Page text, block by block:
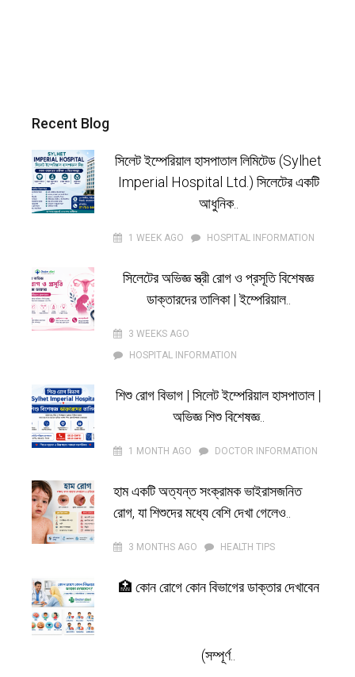
Recent Blog
সিলেট ইম্পেরিয়াল হাসপাতাল লিমিটেড (Sylhet
Imperial Hospital Ltd.) সিলেটের একটি
আধুনিক..
1 WEEK AGO HOSPITAL INFORMATION
সিলেটের অভিজ্ঞ স্ত্রী রোগ ও প্রসূতি বিশেষজ্ঞ
ডাক্তারদের তালিকা | ইম্পেরিয়াল..
3 WEEKS AGO
HOSPITAL INFORMATION
শিশু রোগ বিভাগ | সিলেট ইম্পেরিয়াল হাসপাতাল |
অভিজ্ঞ শিশু বিশেষজ্ঞ..
1 MONTH AGO DOCTOR INFORMATION
হাম একটি অত্যন্ত সংক্রামক ভাইরাসজনিত
রোগ, যা শিশুদের মধ্যে বেশি দেখা গেলেও..
3 MONTHS AGO HEALTH TIPS
🏥 কোন রোগে কোন বিভাগের ডাক্তার দেখাবেন
(সম্পূর্ণ..